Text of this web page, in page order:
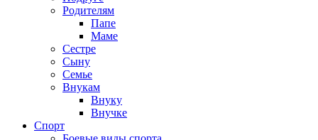
Родителям
Папе
Маме
Сестре
Сыну
Семье
Внукам
Внуку
Внучке
Спорт